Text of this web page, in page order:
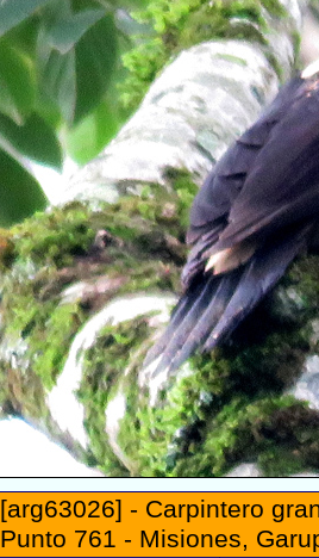
[arg63026] - Carpintero
Punto 761 - Misiones,